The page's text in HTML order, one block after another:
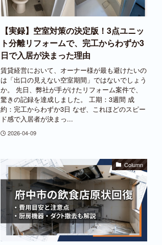
【実録】空室対策の決定版！3点ユニッ
ト分離リフォームで、完工からわずか3
日で入居が決まった理由
賃貸経営において、オーナー様が最も避けたいの
は「出口の見えない空室期間」ではないでしょう
か。 先日、弊社が手がけたリフォーム案件で、
驚きの記録を達成しました。 工期：3週間 成
約：完工からわずか3日 なぜ、これほどのスピー
ド感で入居者が決まっ...
2026-04-09
Column